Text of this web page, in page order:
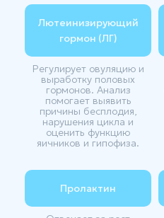
Лютеинизирующий
гормон (ЛГ)
Регулирует овуляцию и
выработку половых
гормонов. Анализ
помогает выявить
причины бесплодия,
нарушения цикла и
оценить функцию
яичников и гипофиза.
Пролактин